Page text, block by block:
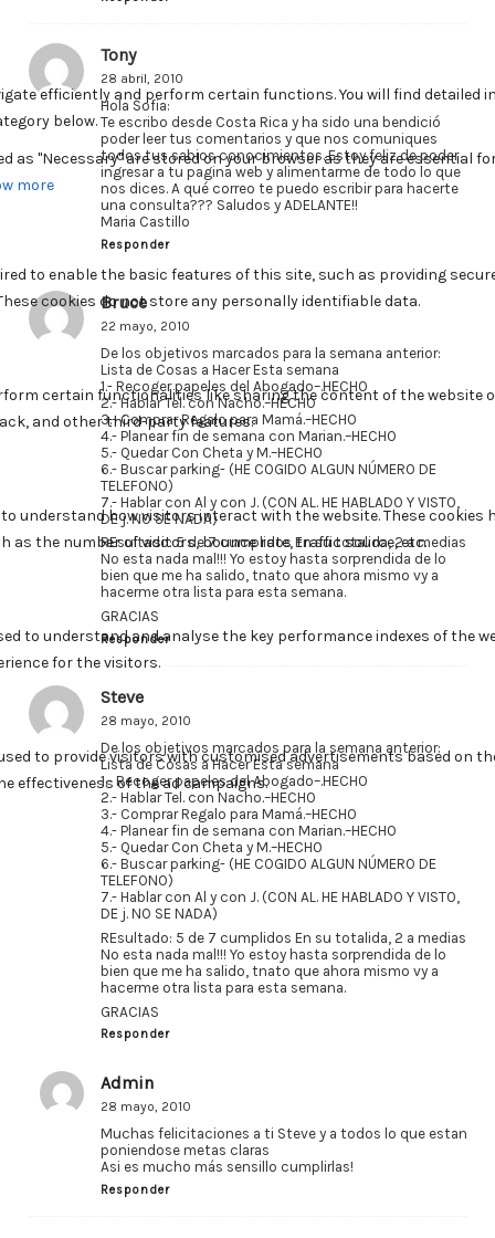
Tony
28 abril, 2010
Hola Sofia:
Te escribo desde Costa Rica y ha sido una bendició
poder leer tus comentarios y que nos comuniques
todos tus sabios conocimientos. Estoy feliz de poder
ingresar a tu pagina web y alimentarme de todo lo que
nos dices. A qué correo te puedo escribir para hacerte
una consulta??? Saludos y ADELANTE!!
Maria Castillo
Responder
Bruce
22 mayo, 2010
De los objetivos marcados para la semana anterior:
Lista de Cosas a Hacer Esta semana
1.- Recoger papeles del Abogado–.HECHO
2.- Hablar Tel. con Nacho.–HECHO
3.- Comprar Regalo para Mamá.–HECHO
4.- Planear fin de semana con Marian.–HECHO
5.- Quedar Con Cheta y M.–HECHO
6.- Buscar parking- (HE COGIDO ALGUN NÚMERO DE
TELEFONO)
7.- Hablar con Al y con J. (CON AL. HE HABLADO Y VISTO,
DE j. NO SE NADA)
REsultado: 5 de 7 cumplidos En su totalida, 2 a medias
No esta nada mal!!! Yo estoy hasta sorprendida de lo
bien que me ha salido, tnato que ahora mismo vy a
hacerme otra lista para esta semana.
GRACIAS
Responder
Steve
28 mayo, 2010
De los objetivos marcados para la semana anterior:
Lista de Cosas a Hacer Esta semana
1.- Recoger papeles del Abogado–.HECHO
2.- Hablar Tel. con Nacho.–HECHO
3.- Comprar Regalo para Mamá.–HECHO
4.- Planear fin de semana con Marian.–HECHO
5.- Quedar Con Cheta y M.–HECHO
6.- Buscar parking- (HE COGIDO ALGUN NÚMERO DE
TELEFONO)
7.- Hablar con Al y con J. (CON AL. HE HABLADO Y VISTO,
DE j. NO SE NADA)
REsultado: 5 de 7 cumplidos En su totalida, 2 a medias
No esta nada mal!!! Yo estoy hasta sorprendida de lo
bien que me ha salido, tnato que ahora mismo vy a
hacerme otra lista para esta semana.
GRACIAS
Responder
Admin
28 mayo, 2010
Muchas felicitaciones a ti Steve y a todos lo que estan
poniendose metas claras
Asi es mucho más sensillo cumplirlas!
Responder